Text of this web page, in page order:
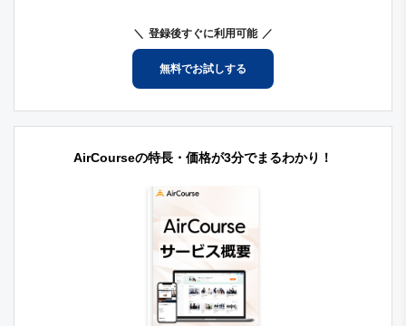
登録後すぐに利用可能
無料でお試しする
AirCourseの特長・価格が3分でまるわかり！